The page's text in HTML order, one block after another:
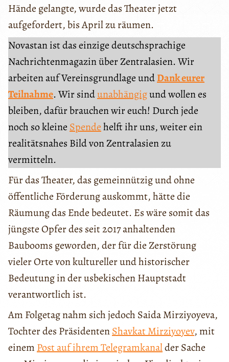
Hände gelangte, wurde das Theater jetzt
aufgefordert, bis April zu räumen.
Novastan ist das einzige deutschsprachige
Nachrichtenmagazin über Zentralasien. Wir
arbeiten auf Vereinsgrundlage undDank eurer
Teilnahme. Wir sindunabhängigund wollen es
bleiben, dafür brauchen wir euch! Durch jede
noch so kleine Spendehelft ihr uns, weiter ein
realitätsnahes Bild von Zentralasien zu
vermitteln.
Für das Theater, das gemeinnützig und ohne
öffentliche Förderung auskommt, hätte die
Räumung das Ende bedeutet. Es wäre somit das
jüngste Opfer des seit 2017 anhaltenden
Baubooms geworden, der für die Zerstörung
vieler Orte von kultureller und historischer
Bedeutung in der usbekischen Hauptstadt
verantwortlich ist.
Am Folgetag nahm sich jedoch Saida Mirziyoyeva,
Tochter des PräsidentenShavkat Mirziyoyev, mit
einem Post auf ihrem Telegramkanalder Sache